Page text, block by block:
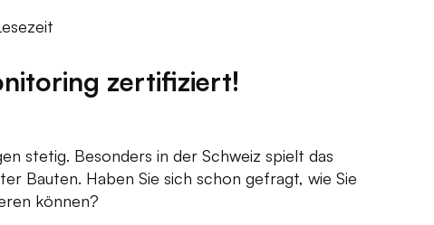
zertifiziert!
stetig. Besonders in der Schweiz spielt das
Bauten. Haben Sie sich schon gefragt, wie Sie
können?